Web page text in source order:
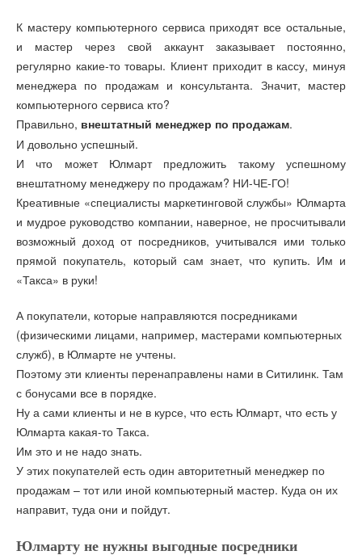
К мастеру компьютерного сервиса приходят все остальные,
и мастер через свой аккаунт заказывает постоянно,
регулярно какие-то товары. Клиент приходит в кассу, минуя
менеджера по продажам и консультанта. Значит, мастер
компьютерного сервиса кто?
Правильно, внештатный менеджер по продажам.
И довольно успешный.
И что может Юлмарт предложить такому успешному
внештатному менеджеру по продажам? НИ-ЧЕ-ГО!
Креативные «специалисты маркетинговой службы» Юлмарта
и мудрое руководство компании, наверное, не просчитывали
возможный доход от посредников, учитывался ими только
прямой покупатель, который сам знает, что купить. Им и
«Такса» в руки!
А покупатели, которые направляются посредниками
(физическими лицами, например, мастерами компьютерных
служб), в Юлмарте не учтены.
Поэтому эти клиенты перенаправлены нами в Ситилинк. Там
с бонусами все в порядке.
Ну а сами клиенты и не в курсе, что есть Юлмарт, что есть у
Юлмарта какая-то Такса.
Им это и не надо знать.
У этих покупателей есть один авторитетный менеджер по
продажам – тот или иной компьютерный мастер. Куда он их
направит, туда они и пойдут.
Юлмарту не нужны выгодные посредники